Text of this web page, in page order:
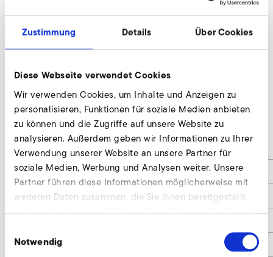
Zustimmung Details Über Cookies
Diese Webseite verwendet Cookies
Wir verwenden Cookies, um Inhalte und Anzeigen zu
personalisieren, Funktionen für soziale Medien anbieten
zu können und die Zugriffe auf unsere Website zu
analysieren. Außerdem geben wir Informationen zu Ihrer
Verwendung unserer Website an unsere Partner für
soziale Medien, Werbung und Analysen weiter. Unsere
Partner führen diese Informationen möglicherweise mit
weiteren Daten zusammen, die Sie ihnen bereitgestellt
Notwendig
2SD 320
d
d1
d2
l1
G1 1/4"
42,4